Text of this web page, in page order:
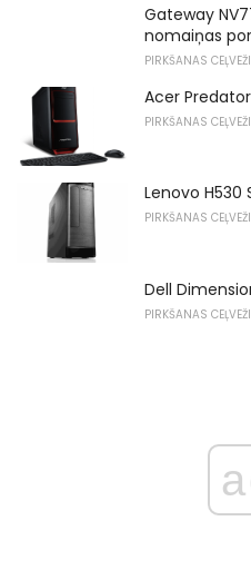
Gateway
nomaiņas
PIRKŠANAS CEĻVEŽI
Acer
PIRKŠANAS CEĻVEŽI
Lenovo H530
PIRKŠANAS CEĻVEŽI
Dell
PIRKŠANAS CEĻVEŽI